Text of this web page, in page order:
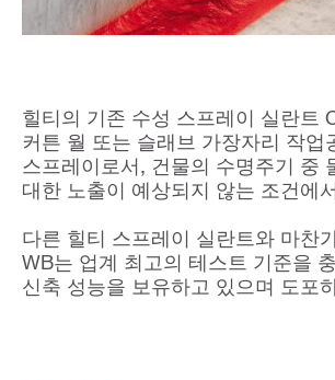
힐티의 기존 수성 스프레이 실란트
커튼 월 또는 슬래브 가장자리 작업
스프레이로서, 건물의 수명주기 중
대한 노출이 예상되지 않는 조건에
다른 힐티 스프레이 실란트와 마찬
WB는 업계 최고의 테스트 기준을
신축 성능을 보유하고 있으며 도포